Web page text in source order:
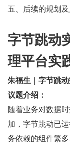
五、后续的规划
字节跳动
理平台实
朱福生｜字节跳
议题介绍：
随着业务对数据
加，字节跳动已
务依赖的组件繁